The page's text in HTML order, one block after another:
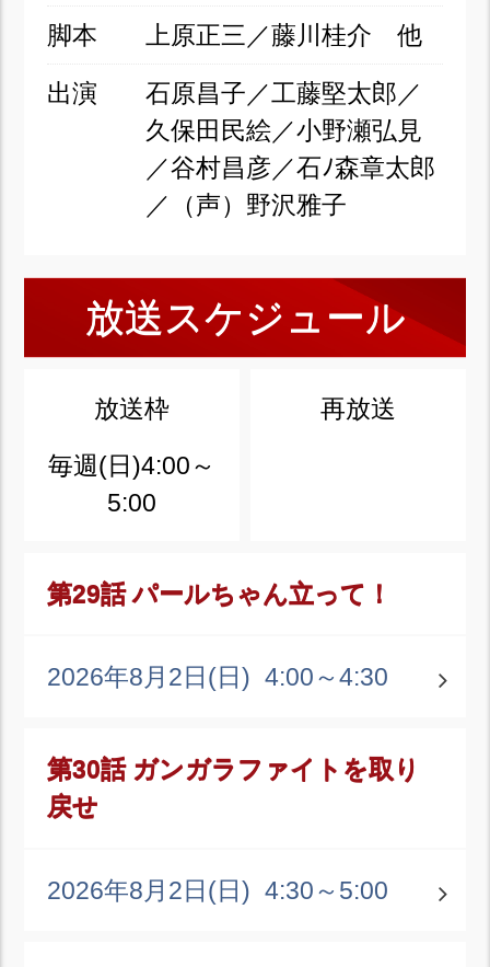
脚本 上原正三／藤川桂介 他
出演
石原昌子／工藤堅太郎／
久保田民絵／小野瀬弘見
／谷村昌彦／石ﾉ森章太郎
／（声）野沢雅子
放送スケジュール
放送枠
毎週(日)4:00～
5:00
再放送
第29話 パールちゃん立って！
2026年8月2日(日) 4:00～4:30
第30話 ガンガラファイトを取り
戻せ
2026年8月2日(日) 4:30～5:00